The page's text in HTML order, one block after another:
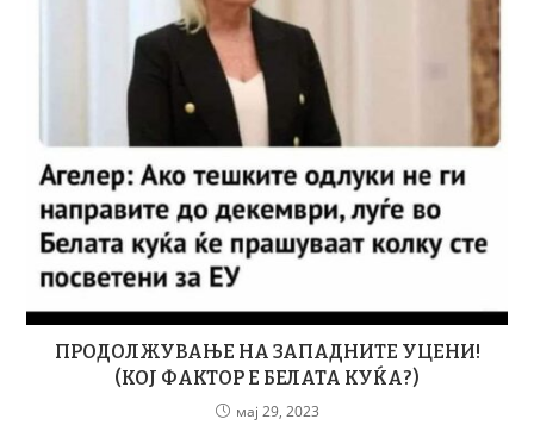
ПРОДОЛЖУВАЊЕ НА ЗАПАДНИТЕ УЦЕНИ!
(КОЈ ФАКТОР Е БЕЛАТА КУЌА?)
мај 29, 2023